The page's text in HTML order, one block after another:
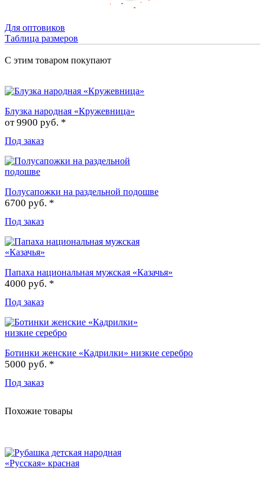
Для оптовиков
Таблица размеров
С этим товаром покупают
Блузка народная «Кружевница»
от9900 руб. *
Под заказ
Полусапожки на раздельной подошве
6700 руб. *
Под заказ
Папаха национальная мужская «Казачья»
4000 руб. *
Под заказ
Ботинки женские «Кадрилки» низкие серебро
5000 руб. *
Под заказ
Похожие товары